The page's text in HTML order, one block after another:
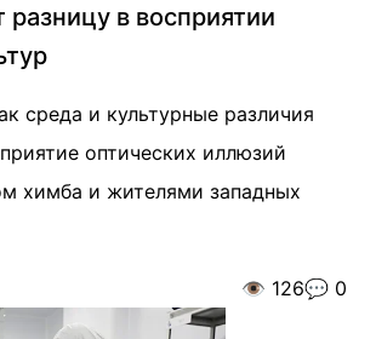
разницу в восприятии
среда и культурные различия
оптических иллюзий
химба и жителями западных
👁️ 126💬 0